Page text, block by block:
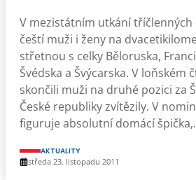
V mezistátním utkání tříčlenných
čeští muži i ženy na
střetnou s celky Běloruska,
Švédska a Švýcarska. V loňském
skončili muži na druhé pozici za
České republiky zvítězily. V
figuruje absolutní domácí
AKTUALITY
středa 23. listopadu 2011